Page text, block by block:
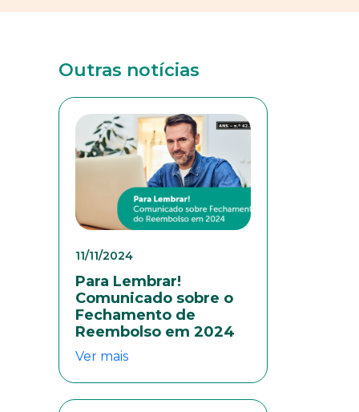
Outras notícias
11/11/2024
Para Lembrar!
Comunicado sobre o
Fechamento de
Reembolso em 2024
Ver mais